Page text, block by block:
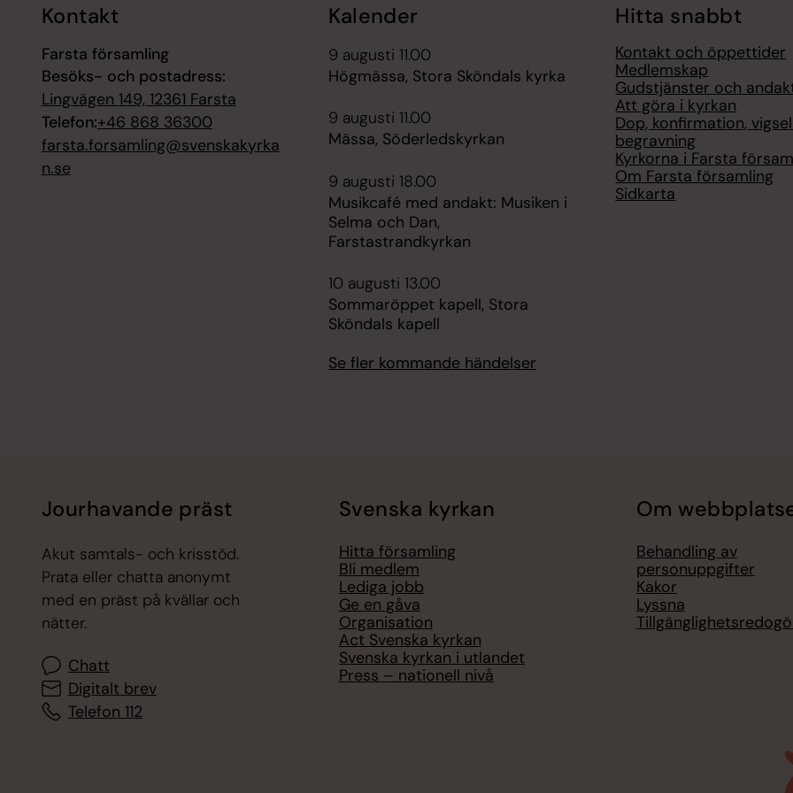
Kontakt
Farsta församling
Besöks- och postadress:
Lingvägen 149, 12361 Farsta
Telefon:+46 868 36300
farsta.forsamling@svenskakyrka
n.se
Kalender
9 augusti 11.00
Högmässa, Stora Sköndals kyrka
9 augusti 11.00
Mässa, Söderledskyrkan
9 augusti 18.00
Musikcafé med andakt: Musiken i
Selma och Dan,
Farstastrandkyrkan
10 augusti 13.00
Sommaröppet kapell, Stora
Sköndals kapell
Se fler kommande händelser
Hitta snabbt
Kontakt och öppettider
Medlemskap
Gudstjänster och
Att göra i kyrkan
Dop, konfirmation,
begravning
Kyrkorna i Farsta
Om Farsta församling
Sidkarta
Jourhavande präst
Akut samtals- och krisstöd.
Prata eller chatta anonymt
med en präst på kvällar och
nätter.
Chatt
Digitalt brev
Telefon 112
Svenska kyrkan
Hitta församling
Bli medlem
Lediga jobb
Ge en gåva
Organisation
Act Svenska kyrkan
Svenska kyrkan i utlandet
Press – nationell nivå
Om
Behandling av
personuppgifter
Kakor
Lyssna